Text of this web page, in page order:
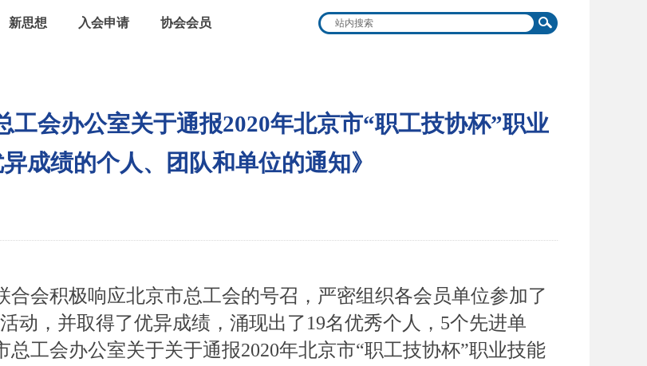
新思想 入会申请 协会会员
会办公室关于通报2020年北京市“职工技协杯”职业
成绩的个人、团队和单位的通知》
会积极响应北京市总工会的号召，严密组织各会员单位参加了
动，并取得了优异成绩，涌现出了19名优秀个人，5个先进单
工会办公室关于关于通报2020年北京市“职工技协杯”职业技能